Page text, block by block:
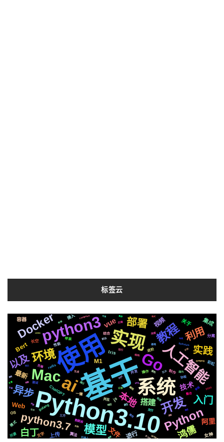
标签云
基于
使用
Python3.10
系统
ai
实现
Go
python3
Mac 人工智能
开发
环境
教程
Python
模型
Docker
异步
部署
python3.7
实践
入门
以及
利用
本地
白丁 鸿儒
搭建
vue
阿里
技术
文件
最新
Web
进行
Bert
M1
视频 集成
上传
关于
容器
js
Iris
女神
ChatGPT
长空
算法
彩虹
OS
文字
接入
分离
并发
模式
开源
操作 制作
并且
golang
一键
进阶
redis
结合
苹果
性能
支付
克隆
协程
面试
api
三方
数据库
整合
记录 编程
Selenium
通过
新版
svg
生成
结构
运行
音色
响应
ffmpeg
compose
原生
芯片
前后
检测
基础
2020
微软
国内
后端
机器人 Whisper
深度
支付宝
简历
快速
布局
识别
集群
流程
可用
声音
机制
社交
数据
centos
推送
需要
格式
字幕
变量
推荐